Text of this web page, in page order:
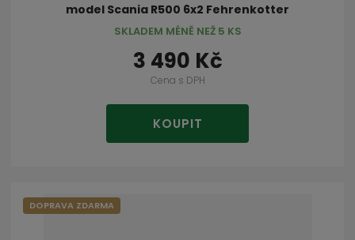
model Scania R500 6x2 Fehrenkotter
3 490 Kč
Cena s DPH
KOUPIT
SKLADEM MÉNĚ NEŽ 5 KS
DOPRAVA ZDARMA